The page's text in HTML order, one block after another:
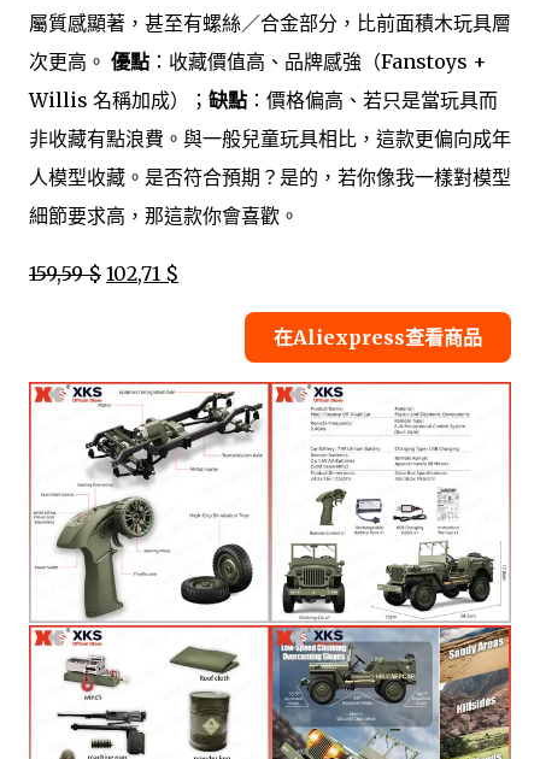
屬質感顯著，甚至有螺絲／合金部分，比前面積木玩具層
次更高。 優點 ：收藏價值高、品牌感強（Fanstoys +
Willis 名稱加成）； 缺點 ：價格偏高、若只是當玩具而
非收藏有點浪費。與一般兒童玩具相比，這款更偏向成年
人模型收藏。是否符合預期？是的，若你像我一樣對模型
細節要求高，那這款你會喜歡。
159,59 $ 102,71 $
在Aliexpress查看商品